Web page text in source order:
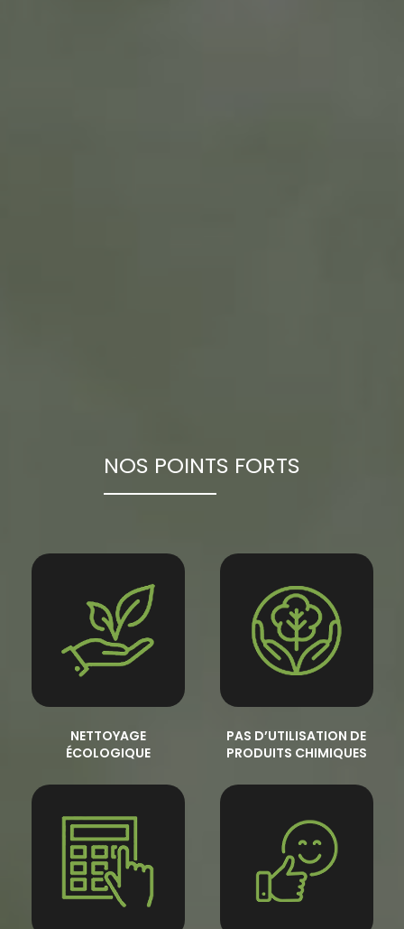
NOS POINTS FORTS
NETTOYAGE
ÉCOLOGIQUE
PAS D’UTILISATION DE
PRODUITS CHIMIQUES